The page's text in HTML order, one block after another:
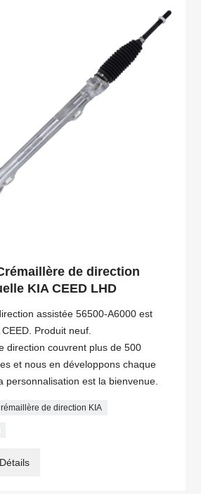
de direction
KIA CEED LHD
assistée 56500-A6000 est
Produit neuf.
direction couvrent plus de 500
et nous en développons chaque
personnalisation est la bienvenue.
de direction KIA
Détails